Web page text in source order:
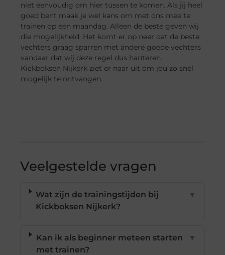
niet eenvoudig om hier tussen te komen. Als jij heel
goed bent maak je wel kans om met ons mee te
trainen op een maandag. Alleen de beste geven wij
die mogelijkheid. Het komt er op neer dat de beste
vechters graag sparren met andere goede vechters
vandaar dat wij deze regel dus hanteren.
Kickboksen Nijkerk ziet er naar uit om jou zo snel
mogelijk te ontvangen.
Veelgestelde vragen
Wat zijn de trainingstijden bij
Kickboksen Nijkerk?
▼
Kan ik als beginner meteen starten
met trainen?
▼